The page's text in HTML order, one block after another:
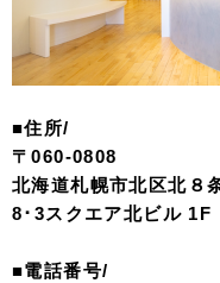
■住所/
〒060-0808
北海道札幌市北区北８
8･3スクエア北ビル 1F
■電話番号/